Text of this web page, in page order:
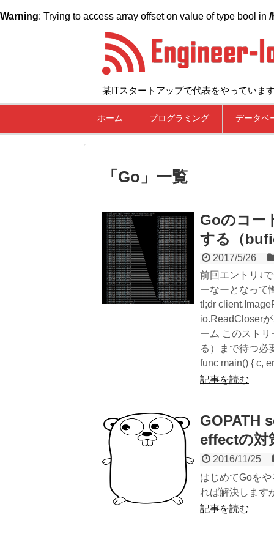
Warning: Trying to access array offset on value of type bool in /
某ITスタートアップで代表をやっていま
ホーム プログラミング データベ
「 Go 」 一覧
Goのコー
する（
2017/5/26
前回エントリ↓
ーなーとなって
tl;dr
io.ReadCloser
ーム このスト
る）まで待つ必
func main() { c,
記事を読む
GOPATH
effectの対
2016/11/25
はじめてGoを
れば解決します
記事を読む